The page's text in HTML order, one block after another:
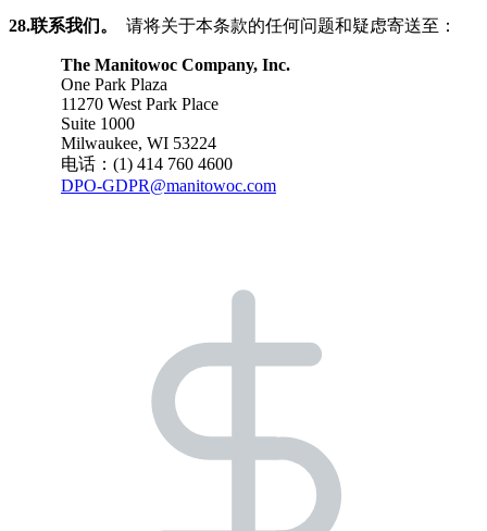
28.联系我们。 请将关于本条款的任何问题和疑虑寄送至：
The Manitowoc Company, Inc.
One Park Plaza
11270 West Park Place
Suite 1000
Milwaukee, WI 53224
电话：(1) 414 760 4600
DPO-GDPR@manitowoc.com